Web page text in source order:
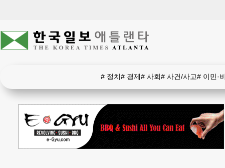
# 정치# 경제# 사회# 사건/사고# 이민·